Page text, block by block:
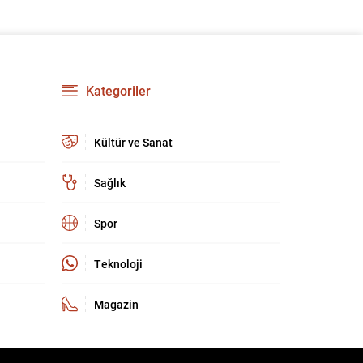
Kategoriler
Kültür ve Sanat
Sağlık
Spor
Teknoloji
Magazin